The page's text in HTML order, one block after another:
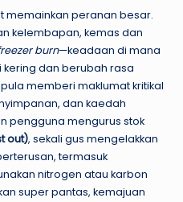
memainkan peranan besar.
kelembapan, kemas dan
burn—keadaan di mana
dan berubah rasa
memberi maklumat kritikal
dan kaedah
pengguna mengurus stok
out), sekali gus mengelakkan
termasuk
nitrogen atau karbon
super pantas, kemajuan